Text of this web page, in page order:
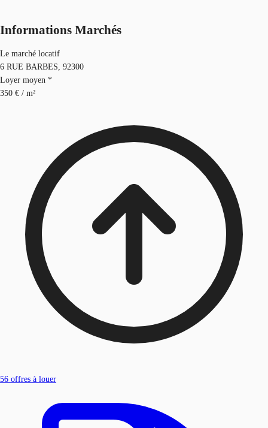
Informations Marchés
Le marché locatif
6 RUE BARBES, 92300
Loyer moyen *
350 € / m²
56 offres à louer